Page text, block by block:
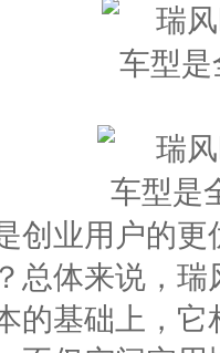
创业用户的
总体来说，
的基础上，